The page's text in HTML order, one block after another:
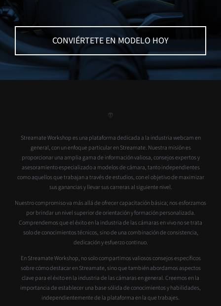
CONVIÉRTETE EN MODELO HOY
Streamate Workshop es una plataforma dedicada a la industria webcam en
general, con un enfoque particular en Streamate. Nuestra misión es
proporcionar una amplia gama de información valiosa, consejos expertos y
asesoramiento especializado a modelos de cámara, tanto independientes
como aquellos que trabajan a través de estudios, con el objetivo de maximizar
sus ganancias y llevar sus carreras al siguiente nivel.
Nuestro compromiso va más allá de ofrecer capacitación básica; nos esforzamos
por brindar un nivel superior de orientación y formación personalizada.
Comprendemos que el éxito en la industria de las cámaras en vivo no se trata
solo de conocimientos técnicos, sino de una combinación de consistencia,
dedicación y esfuerzo continuo.
En Streamate Workshop, no solo compartimos valiosos consejos específicos
sobre cómo destacar en Streamate, sino que también abordamos aspectos
clave para el éxito en la industria de las cámaras en general. Creemos en la
importancia de establecer una base sólida de conocimientos y habilidades,
independientemente de la plataforma en la que trabajes.